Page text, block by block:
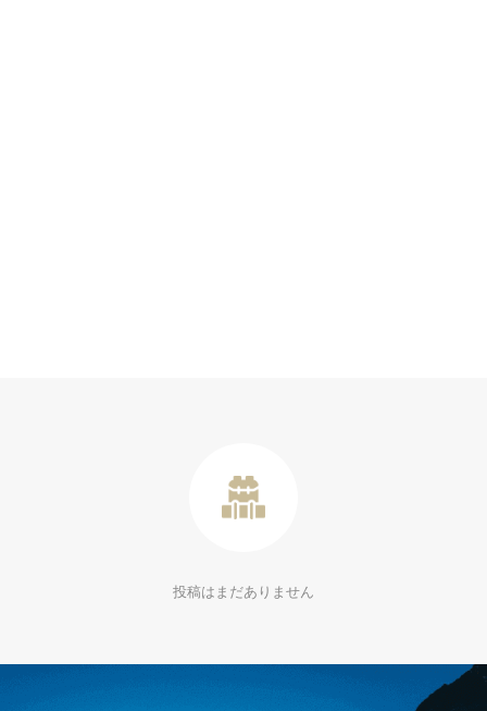
投稿はまだありません